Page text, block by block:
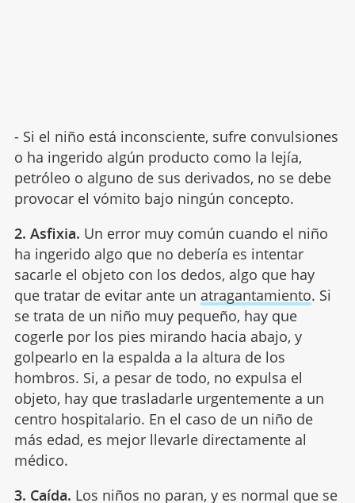
- Si el niño está inconsciente, sufre convulsiones
o ha ingerido algún producto como la lejía,
petróleo o alguno de sus derivados, no se debe
provocar el vómito bajo ningún concepto.
2. Asfixia. Un error muy común cuando el niño
ha ingerido algo que no debería es intentar
sacarle el objeto con los dedos, algo que hay
que tratar de evitar ante un atragantamiento. Si
se trata de un niño muy pequeño, hay que
cogerle por los pies mirando hacia abajo, y
golpearlo en la espalda a la altura de los
hombros. Si, a pesar de todo, no expulsa el
objeto, hay que trasladarle urgentemente a un
centro hospitalario. En el caso de un niño de
más edad, es mejor llevarle directamente al
médico.
3. Caída. Los niños no paran, y es normal que se